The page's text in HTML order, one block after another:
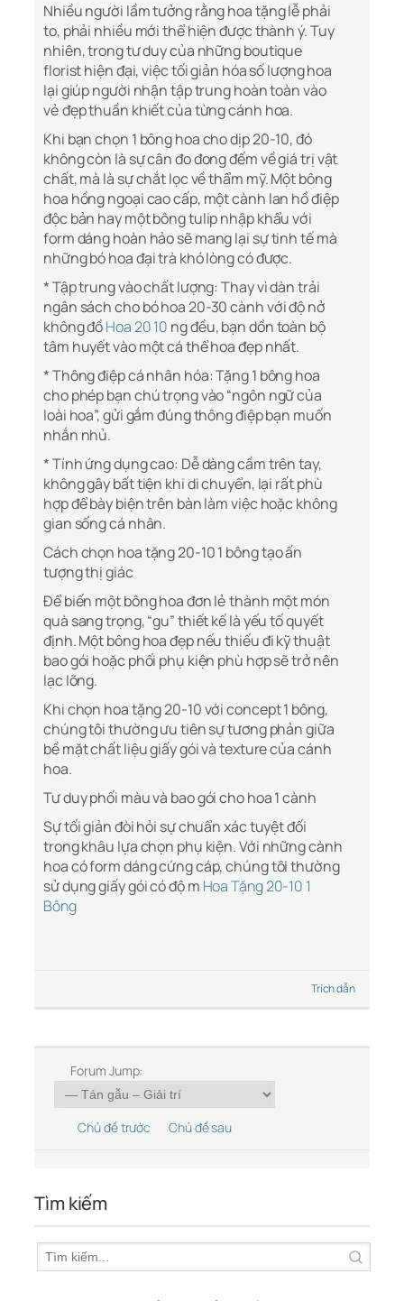
Nhiều người lầm tưởng rằng hoa tặng lễ phải
to, phải nhiều mới thể hiện được thành ý. Tuy
nhiên, trong tư duy của những boutique
florist hiện đại, việc tối giản hóa số lượng hoa
lại giúp người nhận tập trung hoàn toàn vào
vẻ đẹp thuần khiết của từng cánh hoa.
Khi bạn chọn 1 bông hoa cho dịp 20-10, đó
không còn là sự cân đo đong đếm về giá trị vật
chất, mà là sự chắt lọc về thẩm mỹ. Một bông
hoa hồng ngoại cao cấp, một cành lan hồ điệp
độc bản hay một bông tulip nhập khẩu với
form dáng hoàn hảo sẽ mang lại sự tinh tế mà
những bó hoa đại trà khó lòng có được.
* Tập trung vào chất lượng: Thay vì dàn trải
ngân sách cho bó hoa 20-30 cành với độ nở
không đồHoa 20 10 ng đều, bạn dồn toàn bộ
tâm huyết vào một cá thể hoa đẹp nhất.
* Thông điệp cá nhân hóa: Tặng 1 bông hoa
cho phép bạn chú trọng vào “ngôn ngữ của
loài hoa”, gửi gắm đúng thông điệp bạn muốn
nhắn nhủ.
* Tính ứng dụng cao: Dễ dàng cầm trên tay,
không gây bất tiện khi di chuyển, lại rất phù
hợp để bày biện trên bàn làm việc hoặc không
gian sống cá nhân.
Cách chọn hoa tặng 20-10 1 bông tạo ấn
tượng thị giác
Để biến một bông hoa đơn lẻ thành một món
quà sang trọng, “gu” thiết kế là yếu tố quyết
định. Một bông hoa đẹp nếu thiếu đi kỹ thuật
bao gói hoặc phối phụ kiện phù hợp sẽ trở nên
lạc lõng.
Khi chọn hoa tặng 20-10 với concept 1 bông,
chúng tôi thường ưu tiên sự tương phản giữa
bề mặt chất liệu giấy gói và texture của cánh
hoa.
Tư duy phối màu và bao gói cho hoa 1 cành
Sự tối giản đòi hỏi sự chuẩn xác tuyệt đối
trong khâu lựa chọn phụ kiện. Với những cành
hoa có form dáng cứng cáp, chúng tôi thường
sử dụng giấy gói có độ m Hoa Tặng 20-10 1
Bông
Trích dẫn
Forum Jump:
Chủ đề trước Chủ đề sau
Tìm kiếm